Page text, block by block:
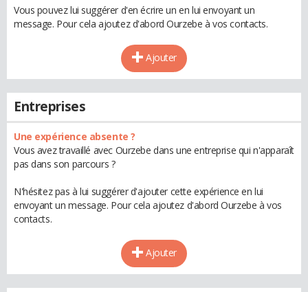
Vous pouvez lui suggérer d'en écrire un en lui envoyant un
message. Pour cela ajoutez d'abord Ourzebe à vos contacts.
Ajouter
Entreprises
Une expérience absente ?
Vous avez travaillé avec Ourzebe dans une entreprise qui n'apparaît
pas dans son parcours ?
N'hésitez pas à lui suggérer d'ajouter cette expérience en lui
envoyant un message. Pour cela ajoutez d'abord Ourzebe à vos
contacts.
Ajouter